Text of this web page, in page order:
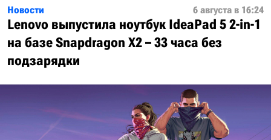
Новости 6 августа в 16:24
Lenovo выпустила ноутбук IdeaPad 5 2-in-1
на базе Snapdragon X2 – 33 часа без
подзарядки